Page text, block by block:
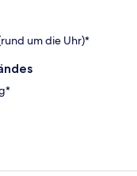
um die Uhr)*